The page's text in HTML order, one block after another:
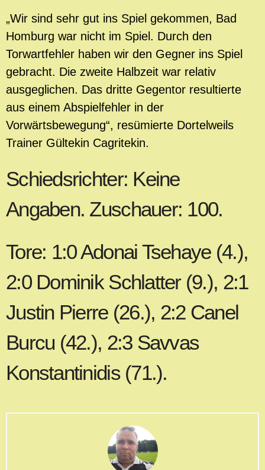
„Wir sind sehr gut ins Spiel gekommen, Bad
Homburg war nicht im Spiel. Durch den
Torwartfehler haben wir den Gegner ins Spiel
gebracht. Die zweite Halbzeit war relativ
ausgeglichen. Das dritte Gegentor resultierte
aus einem Abspielfehler in der
Vorwärtsbewegung“, resümierte Dortelweils
Trainer Gültekin Cagritekin.
Schiedsrichter: Keine
Angaben. Zuschauer: 100.
Tore: 1:0 Adonai Tsehaye (4.),
2:0 Dominik Schlatter (9.), 2:1
Justin Pierre (26.), 2:2 Canel
Burcu (42.), 2:3 Savvas
Konstantinidis (71.).